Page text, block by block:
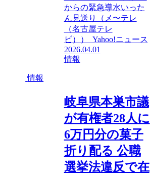
からの緊急導水いった
ん見送り（メ〜テレ
（名古屋テレ
ビ）） Yahoo!ニュース
2026.04.01
情報
情報
岐阜県本巣市議
が有権者28人に
6万円分の菓子
折り配る 公職
選挙法違反で在